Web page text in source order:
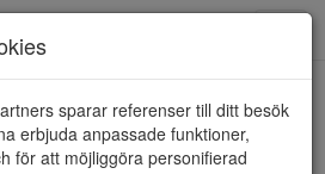
SWEDENsparar referenser till ditt besök
erbjuda anpassade funktioner,
för att möjliggöra personifierad